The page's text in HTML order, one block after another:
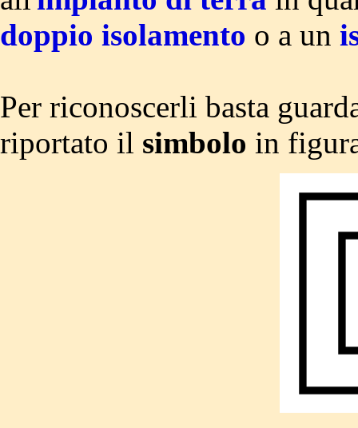
doppio isolamento o a un
Per riconoscerli basta
riportato il simbolo in